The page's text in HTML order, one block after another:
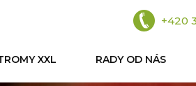
XXL RADY OD NÁS
+420